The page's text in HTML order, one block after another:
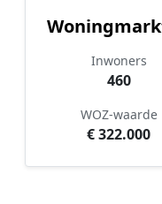
Inwoners
460
WOZ-waarde
€ 322.000